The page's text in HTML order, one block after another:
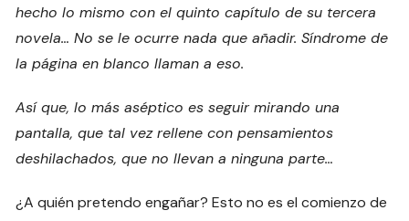
hecho lo mismo con el quinto capítulo de su tercera
novela… No se le ocurre nada que añadir. Síndrome de
la página en blanco llaman a eso.
Así que, lo más aséptico es seguir mirando una
pantalla, que tal vez rellene con pensamientos
deshilachados, que no llevan a ninguna parte…
¿A quién pretendo engañar? Esto no es el comienzo de